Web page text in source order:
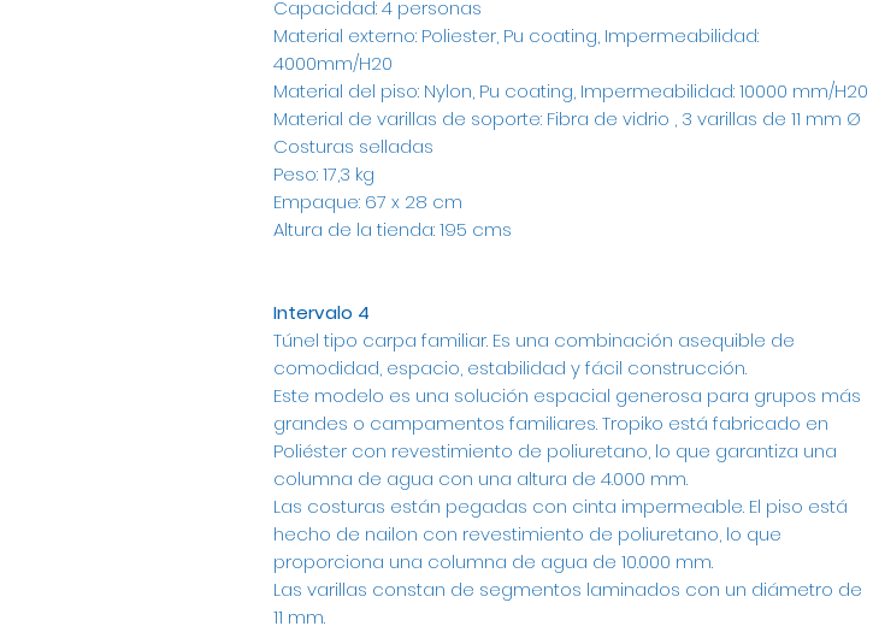
Capacidad: 4 personas
Material externo: Poliester, Pu coating, Impermeabilidad:
4000mm/H20
Material del piso: Nylon, Pu coating, Impermeabilidad: 10000 mm/H20
Material de varillas de soporte: Fibra de vidrio , 3 varillas de 11 mm Ø
Costuras selladas
Peso: 17,3 kg
Empaque: 67 x 28 cm
Altura de la tienda: 195 cms
Intervalo 4
Túnel tipo carpa familiar. Es una combinación asequible de
comodidad, espacio, estabilidad y fácil construcción.
Este modelo es una solución espacial generosa para grupos más
grandes o campamentos familiares. Tropiko está fabricado en
Poliéster con revestimiento de poliuretano, lo que garantiza una
columna de agua con una altura de 4.000 mm.
Las costuras están pegadas con cinta impermeable. El piso está
hecho de nailon con revestimiento de poliuretano, lo que
proporciona una columna de agua de 10.000 mm.
Las varillas constan de segmentos laminados con un diámetro de
11 mm.